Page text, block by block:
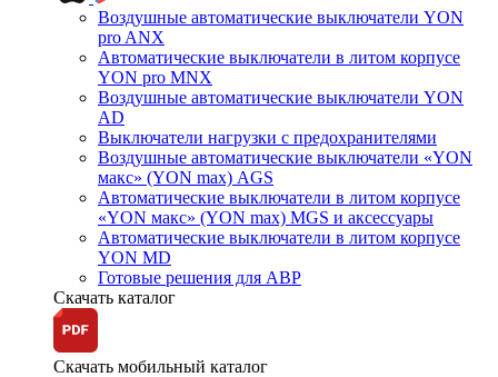
Воздушные автоматические выключатели YON
pro ANX
Автоматические выключатели в литом корпусе
YON pro MNX
Воздушные автоматические выключатели YON
AD
Выключатели нагрузки с предохранителями
Воздушные автоматические выключатели «YON
макс» (YON max) AGS
Автоматические выключатели в литом корпусе
«YON макс» (YON max) MGS и аксессуары
Автоматические выключатели в литом корпусе
YON MD
Готовые решения для АВР
Скачать каталог
Скачать мобильный каталог